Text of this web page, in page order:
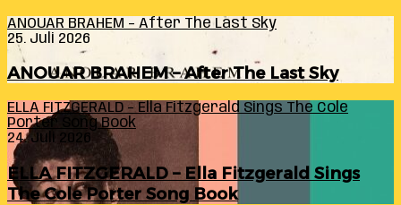
ANOUAR BRAHEM – After The Last Sky
25. Juli 2026
ANOUAR BRAHEM – After The Last Sky
ELLA FITZGERALD – Ella Fitzgerald Sings The Cole
Porter Song Book
24. Juli 2026
ELLA FITZGERALD – Ella Fitzgerald Sings
The Cole Porter Song Book